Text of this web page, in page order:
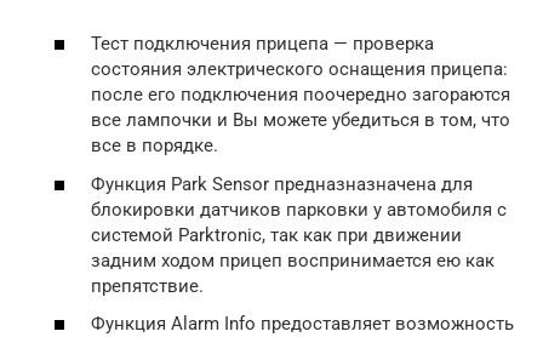
Тест подключения прицепа — проверка
состояния электрического оснащения прицепа:
после его подключения поочередно загораются
все лампочки и Вы можете убедиться в том, что
все в порядке.
Функция Park Sensor предназназначена для
блокировки датчиков парковки у автомобиля с
системой Parktronic, так как при движении
задним ходом прицеп воспринимается ею как
препятствие.
Функция Alarm Info предоставляет возможность